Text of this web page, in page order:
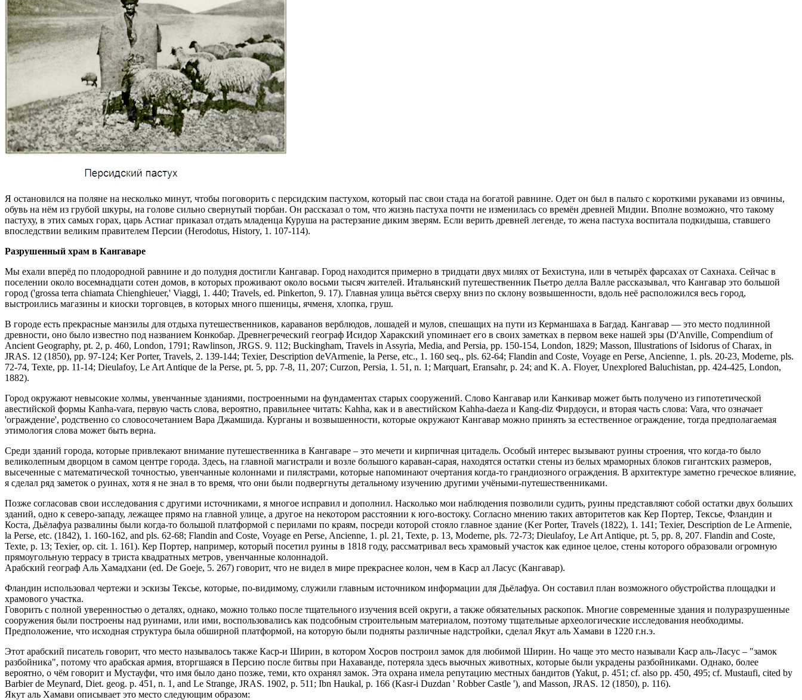
Я остановился на поляне на несколько минут, чтобы поговорить с персидским пастухом, который пас свои стада на богатой равнине. Одет он был в пальто с короткими рукавами из овчины,
обувь на нём из грубой шкуры, на голове сильно свернутый тюрбан. Он рассказал о том, что жизнь пастуха почти не изменилась со времён древней Мидии. Вполне возможно, что такому
пастуху, в этих самых горах, царь Астиаг приказал отдать младенца Куруша на растерзание диким зверям. Если верить древней легенде, то жена пастуха воспитала подкидыша, ставшего
впоследствии великим правителем Персии (Herodotus, History, 1. 107-114).
Разрушенный храм в Кангаваре
Мы ехали вперёд по плодородной равнине и до полудня достигли Кангавар. Город находится примерно в тридцати двух милях от Бехистуна, или в четырёх фарсахах от Сахнаха. Сейчас в
поселении около восемнадцати сотен домов, в которых проживают около восьми тысяч жителей. Итальянский путешественник Пьетро делла Валле рассказывал, что Кангавар это большой
город ('grossa terra chiamata Chienghieuer,' Viaggi, 1. 440; Travels, ed. Pinkerton, 9. 17). Главная улица вьётся сверху вниз по склону возвышенности, вдоль неё расположился весь город,
выстроились магазины и киоски торговцев, в которых много пшеницы, ячменя, хлопка, груш.
В городе есть прекрасные манзилы для отдыха путешественников, караванов верблюдов, лошадей и мулов, спешащих на пути из Керманшаха в Багдад. Кангавар — это место подлинной
древности, оно было известно под названием Конкобар. Древнегреческий географ Исидор Харакский упоминает его в своих заметках в первом веке нашей эры (D'Anville, Compendium of
Ancient Geography, pt. 2, p. 460, London, 1791; Rawlinson, JRGS. 9. 112; Buckingham, Travels in Assyria, Media, and Persia, pp. 150-154, London, 1829; Masson, Illustrations of Isidorus of Charax, in
JRAS. 12 (1850), pp. 97-124; Ker Porter, Travels, 2. 139-144; Texier, Description deVArmenie, la Perse, etc., 1. 160 seq., pls. 62-64; Flandin and Coste, Voyage en Perse, Ancienne, 1. pls. 20-23, Moderne, pls.
72-74, Texte, pp. 11-14; Dieulafoy, Le Art Antique de la Perse, pt. 5, pp. 7-8, 11, 207; Curzon, Persia, 1. 51, n. 1; Marquart, Eransahr, p. 24; and K. A. Floyer, Unexplored Baluchistan, pp. 424-425, London,
1882).
Город окружают невысокие холмы, увенчанные зданиями, построенными на фундаментах старых сооружений. Слово Кангавар или Канкивар может быть получено из гипотетической
авестийской формы Kanha-vara, первую часть слова, вероятно, правильнее читать: Kahha, как и в авестийском Kahha-daeza и Каng-diz Фирдоуси, и вторая часть слова: Vara, что означает
'ограждение', родственно со словосочетанием Вара Джамшида. Курганы и возвышенности, которые окружают Кангавар можно принять за естественное ограждение, тогда предполагаемая
этимология слова может быть верна.
Среди зданий города, которые привлекают внимание путешественника в Кангаваре – это мечети и кирпичная цитадель. Особый интерес вызывают руины строения, что когда-то было
великолепным дворцом в самом центре города. Здесь, на главной магистрали и возле большого караван-сарая, находятся остатки стены из белых мраморных блоков гигантских размеров,
высеченные с математической точностью, увенчанные колоннами и пилястрами, которые напоминают очертания когда-то грандиозного ограждения. В архитектуре заметно греческое влияние,
я сделал ряд заметок о руинах, хотя я не знал в то время, что они были подвергнуты детальному изучению другими учёными-путешественниками.
Позже согласовав свои исследования с другими источниками, я многое исправил и дополнил. Насколько мои наблюдения позволили судить, руины представляют собой остатки двух больших
зданий, одно к северо-западу, лежащее прямо на главной улице, а другое на некотором расстоянии к юго-востоку. Согласно мнению таких авторитетов как Кер Портер, Тексье, Фландин и
Коста, Дьёлафуа развалины были когда-то большой платформой с перилами по краям, посреди которой стояло главное здание (Ker Porter, Travels (1822), 1. 141; Texier, Description de Le Armenie,
la Perse, etc. (1842), 1. 160-162, and pls. 62-68; Flandin and Coste, Voyage en Perse, Ancienne, 1. pl. 21, Texte, p. 13, Moderne, pls. 72-73; Dieulafoy, Le Art Antique, pt. 5, pp. 8, 207. Flandin and Coste,
Texte, p. 13; Texier, op. cit. 1. 161). Кер Портер, например, который посетил руины в 1818 году, рассматривал весь храмовый участок как единое целое, стены которого образовали огромную
прямоугольную террасу в триста квадратных метров, увенчанные колоннадой.
Арабский географ Аль Хамадхани (ed. De Goeje, 5. 267) говорит, что не видел в мире прекраснее колон, чем в Каср ал Ласус (Кангавар).
Фландин использовал чертежи и эскизы Тексье, которые, по-видимому, служили главным источником информации для Дьёлафуа. Он составил план возможного обустройства площадки и
храмового участка.
Говорить с полной уверенностью о деталях, однако, можно только после тщательного изучения всей округи, а также обязательных раскопок. Многие современные здания и полуразрушенные
сооружения были построены над руинами, или ими, воспользовались как подсобным строительным материалом, поэтому тщательные археологические исследования необходимы.
Предположение, что исходная структура была обширной платформой, на которую были подняты различные надстройки, сделал Якут аль Хамави в 1220 г.н.э.
Этот арабский писатель говорит, что место называлось также Каср-и Ширин, в котором Хосров построил замок для любимой Ширин. Но чаще это место называли Каср аль-Ласус – "замок
разбойника", потому что арабская армия, вторгшаяся в Персию после битвы при Нахаванде, потеряла здесь вьючных животных, которые были украдены разбойниками. Однако, более
вероятно, о чём говорит и Мустауфи, что имя было дано позже, теми, кто охранял замок. Эта охрана имела репутацию местных бандитов (Yakut, p. 451; cf. also pp. 450, 495; cf. Mustaufi, cited by
Barbier de Meynard, Diet. geog. p. 451, n. 1, and Le Strange, JRAS. 1902, р. 511; Ibn Haukal, p. 166 (Kasr-i Duzdan ' Robber Castle '), and Masson, JRAS. 12 (1850), p. 116).
Якут аль Хамави описывает это место следующим образом: